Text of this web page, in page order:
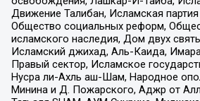
Движение Талибан, Исламская партия
Общество социальных реформ,
исламского наследия, Дом двух
Исламский джихад, Аль-Каида,
Правый сектор, Исламское
Нусра ли-Ахль аш-Шам, Народное
Минина и Д. Пожарского, Аджр от